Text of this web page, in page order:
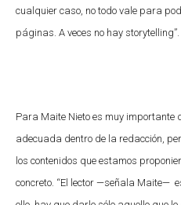
cualquier caso, no todo vale para
páginas. A veces no hay storytelling”.
Para Maite Nieto es muy importante
adecuada dentro de la redacción,
los contenidos que estamos
concreto. “El lector —señala Maite—